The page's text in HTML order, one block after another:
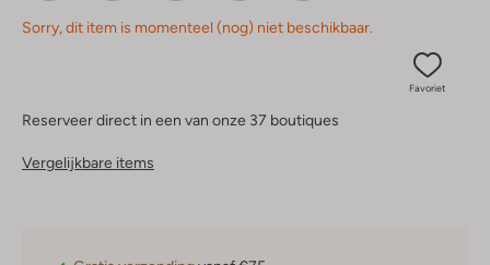
Sorry, dit item is momenteel (nog) niet beschikbaar.
Favoriet
Reserveer direct in een van onze 37 boutiques
Vergelijkbare items